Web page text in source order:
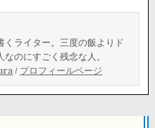
くライター。三度の飯よりド
のにすごく残念な人。
/ プロフィールページ